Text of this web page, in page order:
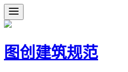
图创建筑规范